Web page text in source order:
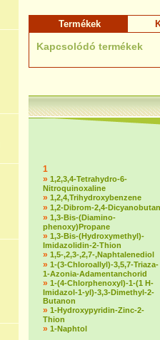
Termékek
Kapcsolódó termékek
1
» 1,2,3,4-Tetrahydro-6-
Nitroquinoxaline
» 1,2,4,Trihydroxybenzene
» 1,2-Dibrom-2,4-Dicyanobutan
» 1,3-Bis-(Diamino-
phenoxy)Propane
» 1,3-Bis-(Hydroxymethyl)-
Imidazolidin-2-Thion
» 1,5-,2,3-,2,7-,Naphtalenediol
» 1-(3-Chloroallyl)-3,5,7-Triaza-
1-Azonia-Adamentanchorid
» 1-(4-Chlorphenoxyl)-1-(1 H-
Imidazol-1-yl)-3,3-Dimethyl-2-
Butanon
» 1-Hydroxypyridin-Zinc-2-
Thion
» 1-Naphtol